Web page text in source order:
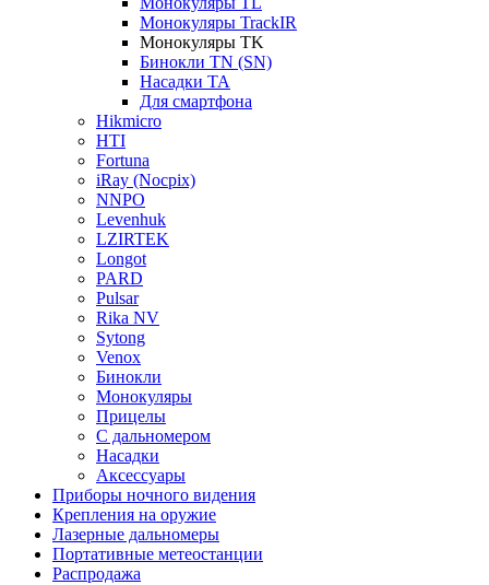
Монокуляры TrackIR
Монокуляры TK
Бинокли TN (SN)
Насадки TA
Для смартфона
Hikmicro
HTI
Fortuna
iRay (Nocpix)
NNPO
Levenhuk
LZIRTEK
Longot
PARD
Pulsar
Rika NV
Sytong
Venox
Бинокли
Монокуляры
Прицелы
С дальномером
Насадки
Аксессуары
Приборы ночного видения
Крепления на оружие
Лазерные дальномеры
Портативные метеостанции
Распродажа